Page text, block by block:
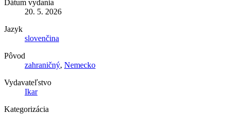
Dátum vydania
20. 5. 2026
Jazyk
slovenčina
Pôvod
zahraničný, Nemecko
Vydavateľstvo
Ikar
Kategorizácia